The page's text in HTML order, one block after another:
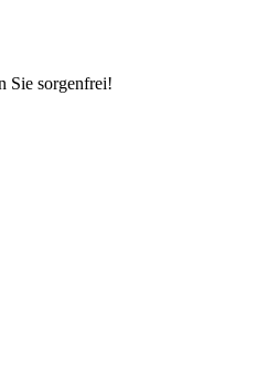
Sie sorgenfrei!